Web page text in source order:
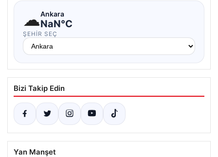
☁Ankara
NaN°C
ŞEHIR SEÇ
Bizi Takip Edin
Yan Manşet